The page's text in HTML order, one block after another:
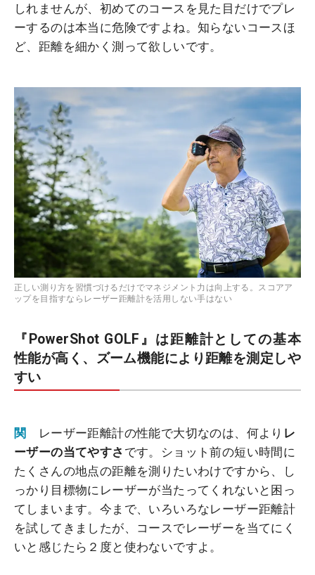
しれませんが、初めてのコースを見た目だけでプレ
ーするのは本当に危険ですよね。知らないコースほ
ど、距離を細かく測って欲しいです。
正しい測り方を習慣づけるだけでマネジメント力は向上する。スコアア
ップを目指すならレーザー距離計を活用しない手はない
『PowerShot GOLF』は距離計としての基本
性能が高く、ズーム機能により距離を測定しや
すい
関 レーザー距離計の性能で大切なのは、何より レ
ーザーの当てやすさ です。ショット前の短い時間に
たくさんの地点の距離を測りたいわけですから、し
っかり目標物にレーザーが当たってくれないと困っ
てしまいます。今まで、いろいろなレーザー距離計
を試してきましたが、コースでレーザーを当てにく
いと感じたら２度と使わないですよ。